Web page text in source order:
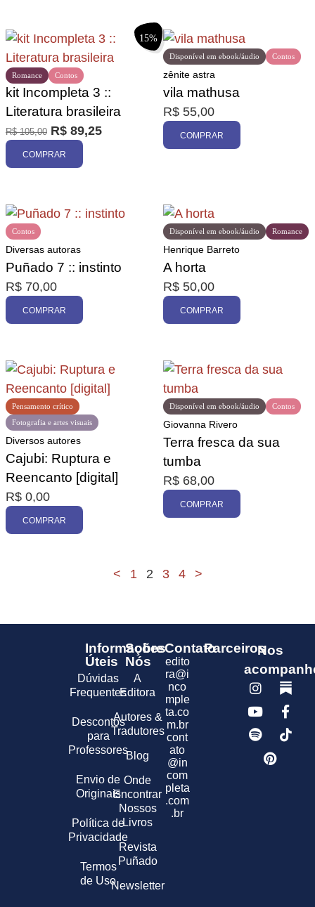
15%
Contos
Romance
kit Incompleta 3 ::
Literatura brasileira
R$105,00 R$ 89,25
COMPRAR
Contos
Disponível em ebook/áudio
zênite astra
vila mathusa
R$ 55,00
COMPRAR
Contos
Diversas autoras
Puñado 7 :: instinto
R$ 70,00
COMPRAR
Disponível em ebook/áudio Romance
Henrique Barreto
A horta
R$ 50,00
COMPRAR
Fotografia e artes visuais
Pensamento crítico
Diversos autores
Cajubi: Ruptura e
Reencanto [digital]
R$ 0,00
COMPRAR
Contos
Disponível em ebook/áudio
Giovanna Rivero
Terra fresca da sua
tumba
R$ 68,00
COMPRAR
< 1 2 3 4 >
Informações
Úteis
Dúvidas
Frequentes
Descontos
para
Professores
Envio de
Originais
Política de
Privacidade
Termos
de Uso
Sobre
Nós
A
Editora
Autores &
Tradutores
Blog
Onde
Encontrar
Nossos
Livros
Revista
Puñado
Newsletter
Contato
edito
ra@i
nco
mple
ta.co
m.br
cont
ato
@in
com
pleta
.com
.br
ParceirosNos